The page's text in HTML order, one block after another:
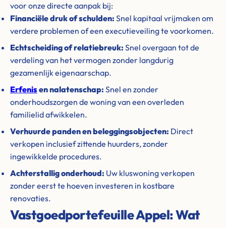
voor onze directe aanpak bij:
Financiële druk of schulden: Snel kapitaal vrijmaken om
verdere problemen of een executieveiling te voorkomen.
Echtscheiding of relatiebreuk: Snel overgaan tot de
verdeling van het vermogen zonder langdurig
gezamenlijk eigenaarschap.
Erfenisen nalatenschap: Snel en zonder
onderhoudszorgen de woning van een overleden
familielid afwikkelen.
Verhuurde panden en beleggingsobjecten: Direct
verkopen inclusief zittende huurders, zonder
ingewikkelde procedures.
Achterstallig onderhoud: Uw kluswoning verkopen
zonder eerst te hoeven investeren in kostbare
renovaties.
Vastgoedportefeuille Appel: Wat